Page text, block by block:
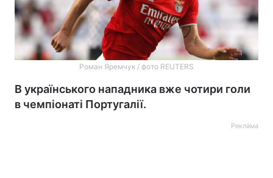
Роман Яремчук / фото REUTERS
В українського нападника вже чотири голи
в чемпіонаті Португалії.
Реклама